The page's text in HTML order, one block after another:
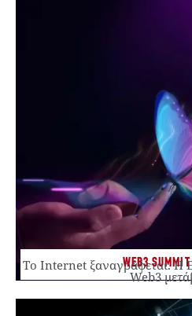
WEB3 SUMMIT
Το Internet ξαναγράφεται. Η
Web3